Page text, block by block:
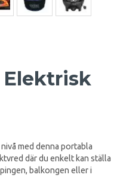
Elektrisk
med denna portabla
där du enkelt kan ställa
balkongen eller i